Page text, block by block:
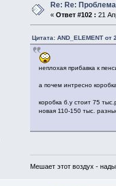
Re: Re:
« Ответ #102 : 21
Цитата: AND_ELEMENT
неплохая прибавка к
а почем интресно
коробка б.у стоит 75
новая 110-150 тыс.
Мешает этот воздух -